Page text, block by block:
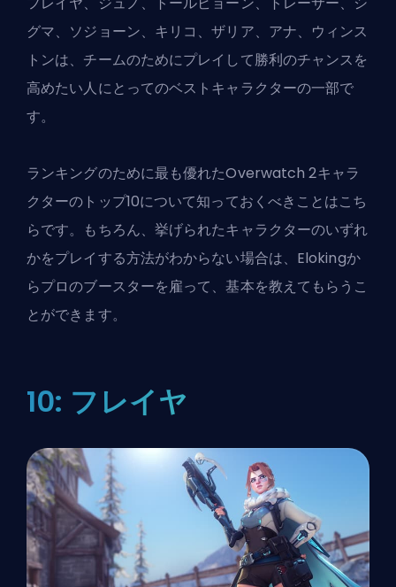
グマ、ソジョーン、キリコ、ザリア、アナ、ウィンス
トンは、チームのためにプレイして勝利のチャンスを
高めたい人にとってのベストキャラクターの一部で
す。
ランキングのために最も優れたOverwatch 2キャラ
クターのトップ10について知っておくべきことはこち
らです。もちろん、挙げられたキャラクターのいずれ
かをプレイする方法がわからない場合は、 Elokingか
らプロのブースターを雇って、基本を教えてもらうこ
とができます。
10: フレイヤ